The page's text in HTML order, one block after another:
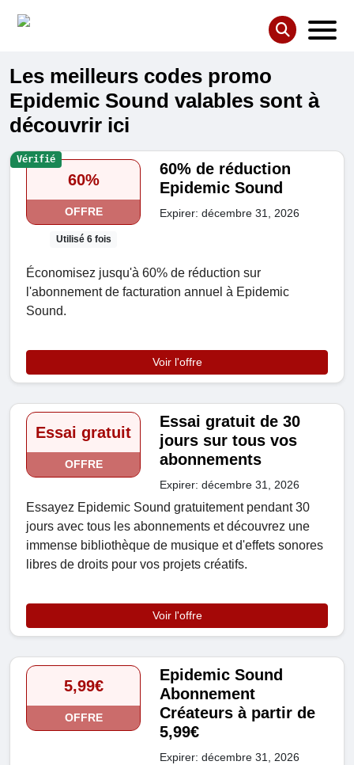
Les meilleurs codes promo
Epidemic Sound valables sont à
découvrir ici
60%
OFFRE
Utilisé 6 fois
60% de réduction
Epidemic Sound
Expirer: décembre 31, 2026
Économisez jusqu'à 60% de réduction sur
l'abonnement de facturation annuel à Epidemic
Sound.
Voir l'offre
Vérifié
Essai gratuit
OFFRE
Essai gratuit de 30
jours sur tous vos
abonnements
Expirer: décembre 31, 2026
Essayez Epidemic Sound gratuitement pendant 30
jours avec tous les abonnements et découvrez une
immense bibliothèque de musique et d'effets sonores
libres de droits pour vos projets créatifs.
Voir l'offre
5,99€
OFFRE
Epidemic Sound
Abonnement
Créateurs à partir de
5,99€
Expirer: décembre 31, 2026